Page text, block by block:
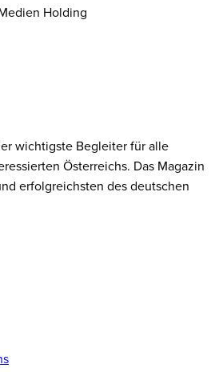
Holding
wichtigste Begleiter für alle
Österreichs. Das Magazin
erfolgreichsten des deutschen